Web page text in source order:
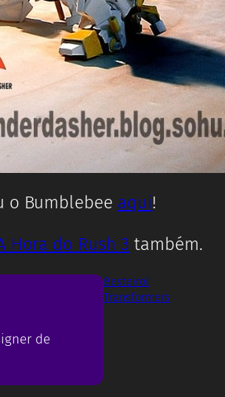
o Bumblebee aqui!
Hora do Rush 3 também.
de
Besteirol
Transformers